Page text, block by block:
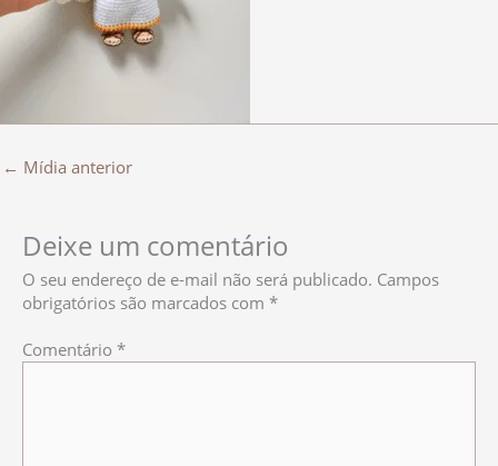
← Mídia anterior
Deixe um comentário
O seu endereço de e-mail não será publicado. Campos
obrigatórios são marcados com *
Comentário *